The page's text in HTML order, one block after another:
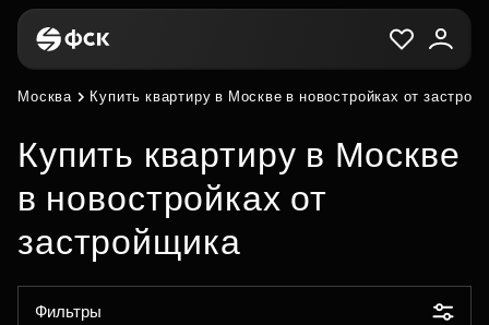
Москва Купить квартиру в Москве в новостройках от
Купить квартиру в Москве
в новостройках от
застройщика
Фильтры